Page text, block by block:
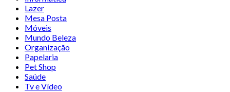
Lazer
Mesa Posta
Móveis
Mundo Beleza
Organização
Papelaria
Pet Shop
Saúde
Tv e Vídeo